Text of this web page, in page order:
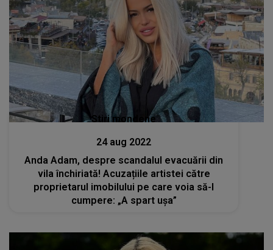
Stiri mondene
24 aug 2022
Anda Adam, despre scandalul evacuării din
vila închiriată! Acuzațiile artistei către
proprietarul imobilului pe care voia să-l
cumpere: „A spart ușa”